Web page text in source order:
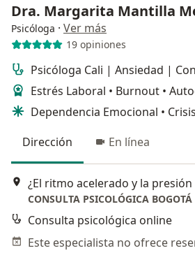
Dra. Margarita Mantilla
Psicóloga · Ver más
19 opiniones
Psicóloga Cali | Ansiedad |
Estrés Laboral • Burnout •
Dependencia Emocional •
Dirección
En línea
Consulta psicológica online